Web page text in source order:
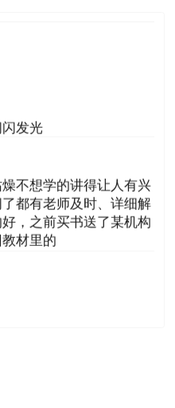
方法与实务（主观题）
社会保障部办公厅《关于
员职业资格考试有关工作的
外地考生报名参加考试。
发光
不想学的讲得让人有兴
都有老师及时、详细解
，之前买书送了某机构
材里的